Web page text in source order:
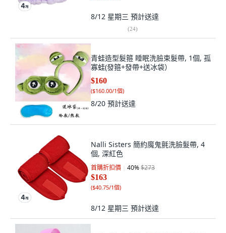
8/12 星期三 預計送達
(24)
青蛙造型髮箍 睡眠洗臉束髮帶, 1個, 孤
寡蛙(發箍+發帶+送冰袋）
$160
($160.00/1個)
8/20 預計送達
Nalli Sisters 簡約魔鬼氈洗臉髮帶, 4
個, 深紅色
首購折扣價 40%$273
$163
($40.75/1個)
8/12 星期三 預計送達